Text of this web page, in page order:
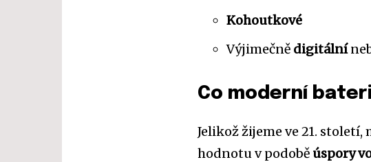
Kohoutkové
Výjimečně digitální
Co moderní
Jelikož žijeme ve 21.
hodnotu v podobě úspory